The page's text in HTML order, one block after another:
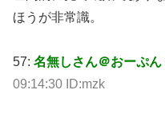
ほうが非常識。
57: 名無しさん＠おーぷん
09:14:30 ID:mzk